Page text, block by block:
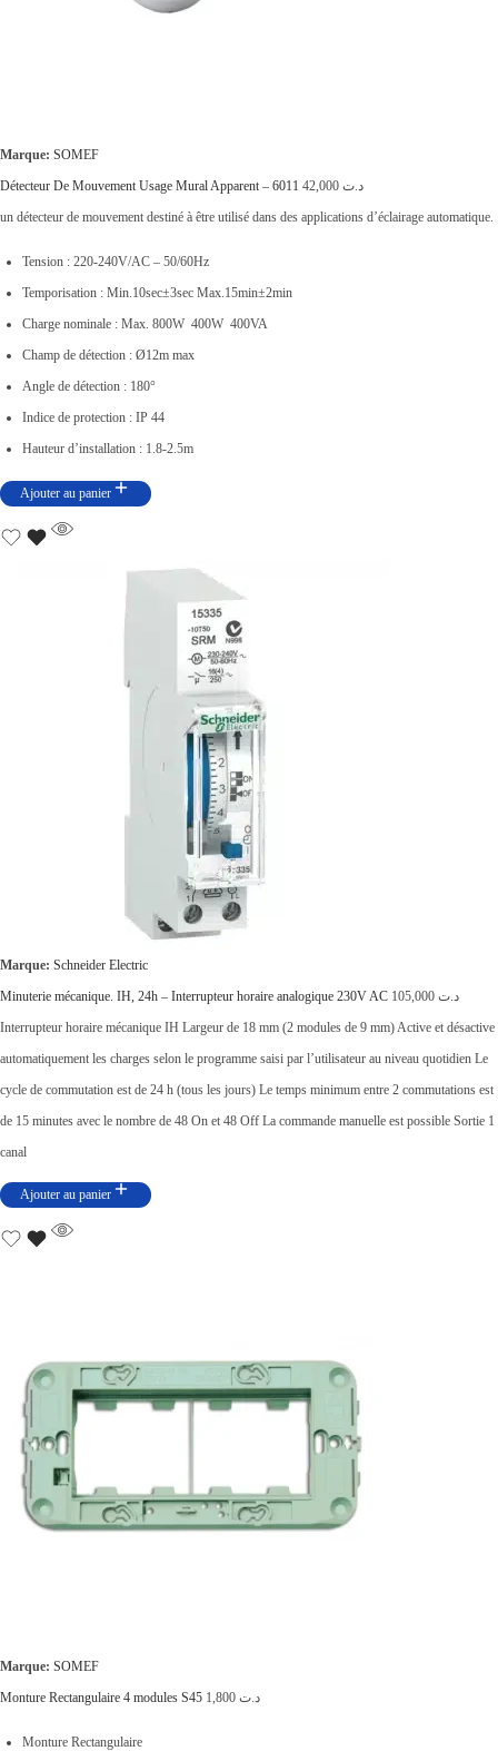
Marque: SOMEF
Détecteur De Mouvement Usage Mural Apparent – 6011
د.ت
un détecteur de mouvement destiné à être utilisé dans des applications d’éclairage automatique.
Tension : 220-240V/AC – 50/60Hz
Temporisation : Min.10sec±3sec Max.15min±2min
Charge nominale : Max. 800W 400W 400VA
Champ de détection : Ø12m max
Angle de détection : 180°
Indice de protection : IP 44
Hauteur d’installation : 1.8-2.5m
Ajouter au panier
Marque: Schneider Electric
Minuterie mécanique. IH, 24h – Interrupteur horaire analogique 230V AC
د.ت
Interrupteur horaire mécanique IH Largeur de 18 mm (2 modules de 9 mm) Active et désactive
automatiquement les charges selon le programme saisi par l’utilisateur au niveau quotidien Le
cycle de commutation est de 24 h (tous les jours) Le temps minimum entre 2 commutations est
de 15 minutes avec le nombre de 48 On et 48 Off La commande manuelle est possible Sortie 1
canal
Ajouter au panier
Marque: SOMEF
Monture Rectangulaire 4 modules S45
د.ت
Monture Rectangulaire